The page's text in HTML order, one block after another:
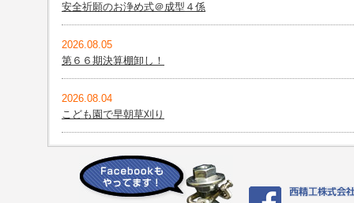
安全祈願のお浄め式＠成型４係
2026.08.05
第６６期決算棚卸し！
2026.08.04
こども園で早朝草刈り